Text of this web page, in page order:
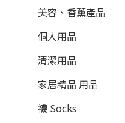
美容、香薰產品
個人用品
清潔用品
家居精品 用品
襪 Socks